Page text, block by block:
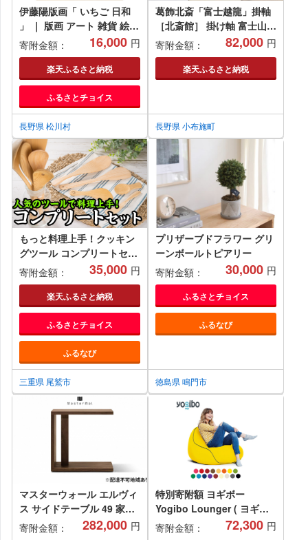
伊藤陽版画「 いちご 日和
」 ｜ 版画 アート 雑貨 絵
インテリア 絵画 猫 ネコ ね
こ 黒猫 黒ねこ 猫の絵 長野
県 松川村
寄附金額： 16,000 円
楽天ふるさと納税
ふるさとチョイス
長野県 松川村
葛飾北斎「富士越龍」掛軸
［北斎館］ 掛け軸 富士山
龍 肉筆画 縦151.0cm × 横
46.0cm ［C-6］
寄附金額： 82,000 円
楽天ふるさと納税
長野県 小布施町
もっと料理上手！クッキン
グツール コンプリートセッ
ト１０種【尾鷲ヒノキ
製】 EB-21
寄附金額： 35,000 円
楽天ふるさと納税
ふるさとチョイス
ふるなび
三重県 尾鷲市
プリザーブドフラワー グリ
ーンボールトピアリー
寄附金額：
30,000 円
ふるさとチョイス
ふるなび
徳島県 鳴門市
マスターウォール エルヴィ
ス サイドテーブル 49 家具
インテリア ウォールナット
送料無料
寄附金額： 282,000 円
特別寄附額 ヨギボー
Yogibo Lounger ( ヨギボ
ーラウンジャー ) ビーズク
ッション ビーズ ソファ ソ
寄附金額： 72,300 円